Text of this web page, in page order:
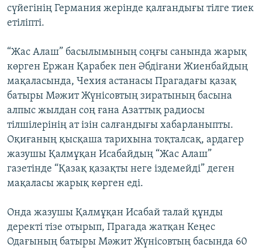
сүйегінің Германия жерінде қалғандығы тілге тиек
етіліпті.
“Жас Алаш” басылымының соңғы санында жарық
көрген Ержан Қарабек пен Әбдіғани Жиенбайдың
мақаласында, Чехия астанасы Прагадағы қазақ
батыры Мәжит Жүнісовтың зиратының басына
алпыс жылдан соң ғана Азаттық радиосы
тілшілерінің ат ізін салғандығы хабарланыпты.
Оқиғаның қысқаша тарихына тоқталсақ, ардагер
жазушы Қалмұқан Исабайдың “Жас Алаш”
газетінде “Қазақ қазақты неге іздемейді” деген
мақаласы жарық көрген еді.
Онда жазушы Қалмұқан Исабай талай құнды
деректі тізе отырып, Прагада жатқан Кеңес
Одағының батыры Мәжит Жүнісовтың басында 60